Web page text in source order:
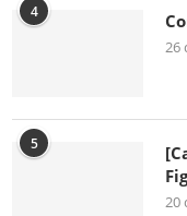
4
26
5
20